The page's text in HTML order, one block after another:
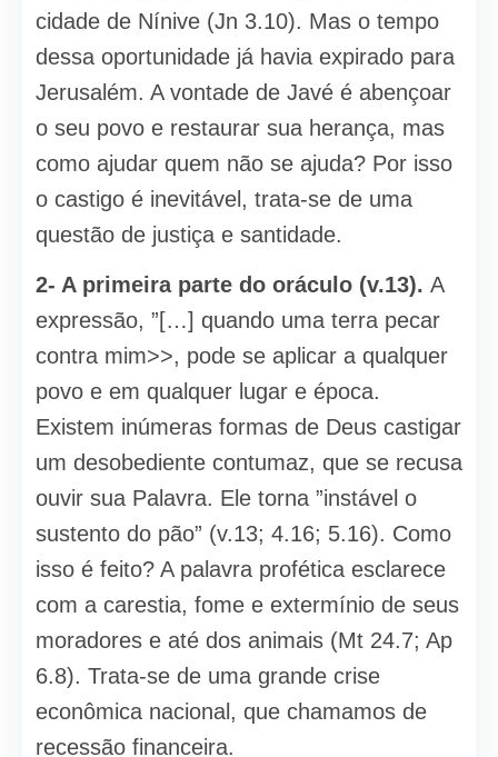
cidade de Nínive (Jn 3.10). Mas o tempo
dessa oportunidade já havia expirado para
Jerusalém. A vontade de Javé é abençoar
o seu povo e restaurar sua herança, mas
como ajudar quem não se ajuda? Por isso
o castigo é inevitável, trata-se de uma
questão de justiça e santidade.
2- A primeira parte do oráculo (v.13). A
expressão, ”[…] quando uma terra pecar
contra mim>>, pode se aplicar a qualquer
povo e em qualquer lugar e época.
Existem inúmeras formas de Deus castigar
um desobediente contumaz, que se recusa
ouvir sua Palavra. Ele torna ”instável o
sustento do pão” (v.13; 4.16; 5.16). Como
isso é feito? A palavra profética esclarece
com a carestia, fome e extermínio de seus
moradores e até dos animais (Mt 24.7; Ap
6.8). Trata-se de uma grande crise
econômica nacional, que chamamos de
recessão financeira.